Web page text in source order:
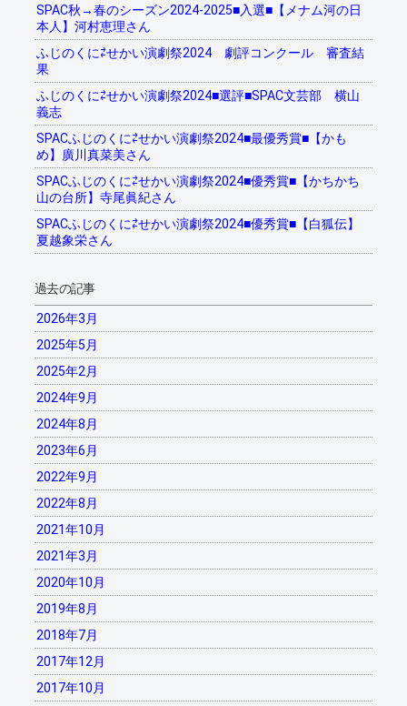
SPAC秋→春のシーズン2024-2025■入選■【メナム河の日
本人】河村恵理さん
ふじのくに⇄せかい演劇祭2024 劇評コンクール 審査結
果
ふじのくに⇄せかい演劇祭2024■選評■SPAC文芸部 横山
義志
SPACふじのくに⇄せかい演劇祭2024■最優秀賞■【かも
め】廣川真菜美さん
SPACふじのくに⇄せかい演劇祭2024■優秀賞■【かちかち
山の台所】寺尾眞紀さん
SPACふじのくに⇄せかい演劇祭2024■優秀賞■【白狐伝】
夏越象栄さん
過去の記事
2026年3月
2025年5月
2025年2月
2024年9月
2024年8月
2023年6月
2022年9月
2022年8月
2021年10月
2021年3月
2020年10月
2019年8月
2018年7月
2017年12月
2017年10月